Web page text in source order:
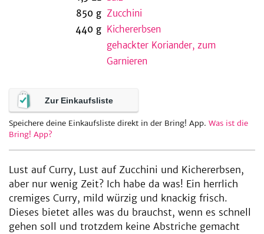
850 g Zucchini
440 g Kichererbsen
gehackter Koriander, zum
Garnieren
Zur Einkaufsliste
Speichere deine Einkaufsliste direkt in der Bring! App. Was ist die
Bring! App?
Lust auf Curry, Lust auf Zucchini und Kichererbsen,
aber nur wenig Zeit? Ich habe da was! Ein herrlich
cremiges Curry, mild würzig und knackig frisch.
Dieses bietet alles was du brauchst, wenn es schnell
gehen soll und trotzdem keine Abstriche gemacht